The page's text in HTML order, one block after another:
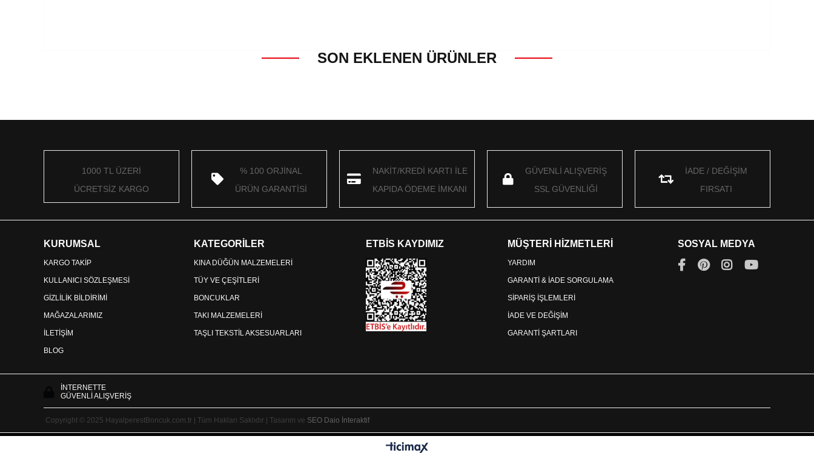
SON EKLENEN ÜRÜNLER
1000 TL ÜZERİ
ÜCRETSİZ KARGO
% 100 ORJİNAL
ÜRÜN GARANTİSİ
NAKİT/KREDİ KARTI İLE
KAPIDA ÖDEME İMKANI
GÜVENLİ ALIŞVERİŞ
SSL GÜVENLİĞİ
İADE / DEĞİŞİM
FIRSATI
KURUMSAL
KARGO TAKİP
KULLANICI SÖZLEŞMESİ
GİZLİLİK BİLDİRİMİ
MAĞAZALARIMIZ
İLETİŞİM
BLOG
KATEGORİLER
KINA DÜĞÜN MALZEMELERİ
TÜY VE ÇEŞİTLERİ
BONCUKLAR
TAKI MALZEMELERİ
TAŞLI TEKSTİL AKSESUARLARI
ETBİS KAYDIMIZ MÜŞTERİ HİZMETLERİ
YARDIM
GARANTİ & İADE SORGULAMA
SİPARİŞ İŞLEMLERİ
İADE VE DEĞİŞİM
GARANTİ ŞARTLARI
SOSYAL MEDYA
İNTERNETTE
GÜVENLİ ALIŞVERİŞ
Copyright © 2025 HayalperestBoncuk.com.tr | Tüm Hakları Saklıdır | Tasarım ve SEO Daio İnteraktif